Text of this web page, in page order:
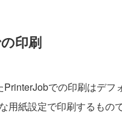
印刷
での印刷はデフ
用紙設定で印刷するもの